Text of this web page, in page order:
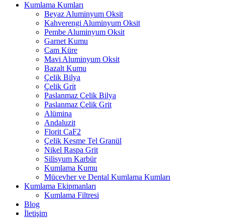
Kumlama Kumları
Beyaz Aluminyum Oksit
Kahverengi Aluminyum Oksit
Pembe Aluminyum Oksit
Garnet Kumu
Cam Küre
Mavi Aluminyum Oksit
Bazalt Kumu
Çelik Bilya
Çelik Grit
Paslanmaz Çelik Bilya
Paslanmaz Çelik Grit
Alümina
Andaluzit
Florit CaF2
Çelik Kesme Tel Granül
Nikel Raspa Grit
Silisyum Karbür
Kumlama Kumu
Mücevher ve Dental Kumlama Kumları
Kumlama Ekipmanları
Kumlama Filtresi
Blog
İletişim